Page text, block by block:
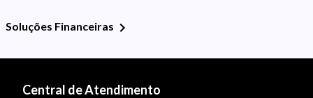
Soluções Financeiras
Central de Atendimento